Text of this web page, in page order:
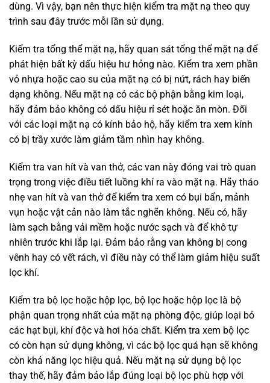
dùng. Vì vậy, bạn nên thực hiện kiểm tra mặt nạ theo quy
trình sau đây trước mỗi lần sử dụng.
Kiểm tra tổng thể mặt nạ, hãy quan sát tổng thể mặt nạ để
phát hiện bất kỳ dấu hiệu hư hỏng nào. Kiểm tra xem phần
vỏ nhựa hoặc cao su của mặt nạ có bị nứt, rách hay biến
dạng không. Nếu mặt nạ có các bộ phận bằng kim loại,
hãy đảm bảo không có dấu hiệu rỉ sét hoặc ăn mòn. Đối
với các loại mặt nạ có kính bảo hộ, hãy kiểm tra xem kính
có bị trầy xước làm giảm tầm nhìn hay không.
Kiểm tra van hít và van thở, các van này đóng vai trò quan
trọng trong việc điều tiết luồng khí ra vào mặt nạ. Hãy tháo
nhẹ van hít và van thở để kiểm tra xem có bụi bẩn, mảnh
vụn hoặc vật cản nào làm tắc nghẽn không. Nếu có, hãy
làm sạch bằng vải mềm hoặc nước sạch và để khô tự
nhiên trước khi lắp lại. Đảm bảo rằng van không bị cong
vênh hay có vết rách, vì điều này có thể làm giảm hiệu suất
lọc khí.
Kiểm tra bộ lọc hoặc hộp lọc, bộ lọc hoặc hộp lọc là bộ
phận quan trọng nhất của mặt nạ phòng độc, giúp loại bỏ
các hạt bụi, khí độc và hơi hóa chất. Kiểm tra xem bộ lọc
có còn hạn sử dụng không, vì các bộ lọc quá hạn sẽ không
còn khả năng lọc hiệu quả. Nếu mặt nạ sử dụng bộ lọc
thay thế, hãy đảm bảo lắp đúng loại bộ lọc phù hợp với